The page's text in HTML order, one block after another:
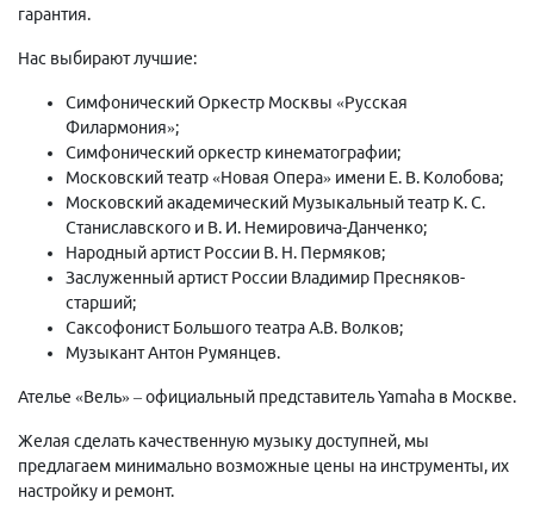
гарантия.
Нас выбирают лучшие:
Симфонический Оркестр Москвы «Русская
Филармония»;
Симфонический оркестр кинематографии;
Московский театр «Новая Опера» имени Е. В. Колобова;
Московский академический Музыкальный театр К. С.
Станиславского и В. И. Немировича-Данченко;
Народный артист России В. Н. Пермяков;
Заслуженный артист России Владимир Пресняков-
старший;
Саксофонист Большого театра А.В. Волков;
Музыкант Антон Румянцев.
Ателье «Вель» – официальный представитель Yamaha в Москве.
Желая сделать качественную музыку доступней, мы
предлагаем минимально возможные цены на инструменты, их
настройку и ремонт.